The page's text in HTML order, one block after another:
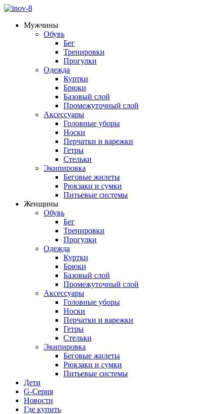
Мужчины
Обувь
Бег
Тренировки
Прогулки
Одежда
Куртки
Брюки
Базовый слой
Промежуточный слой
Аксессуары
Головные уборы
Носки
Перчатки и варежки
Гетры
Стельки
Экипировка
Беговые жилеты
Рюкзаки и сумки
Питьевые системы
Женщины
Обувь
Бег
Тренировки
Прогулки
Одежда
Куртки
Брюки
Базовый слой
Промежуточный слой
Аксессуары
Головные уборы
Носки
Перчатки и варежки
Гетры
Стельки
Экипировка
Беговые жилеты
Рюкзаки и сумки
Питьевые системы
Дети
G-Серия
Новости
Где купить